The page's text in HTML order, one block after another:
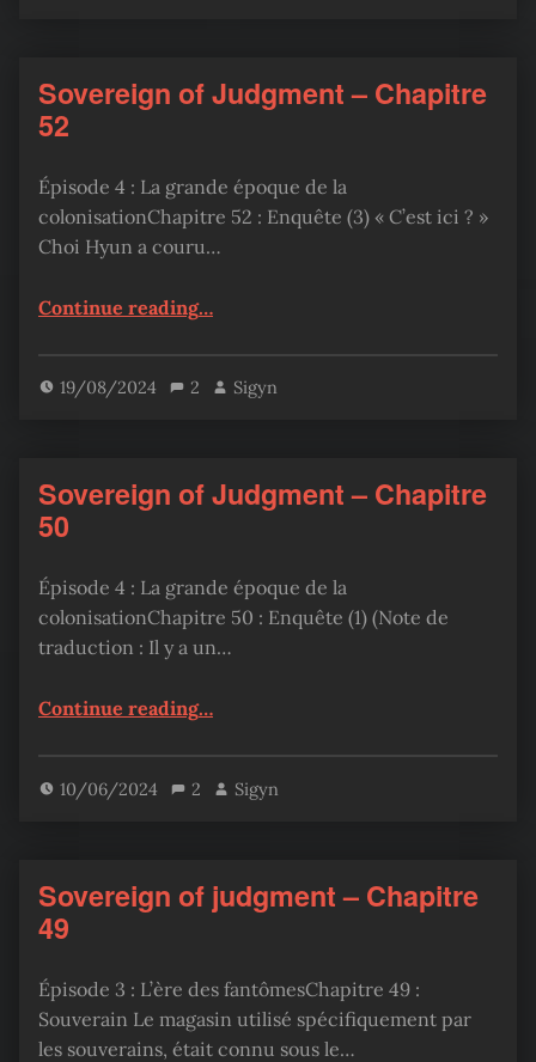
Sovereign of Judgment – Chapitre
52
Épisode 4 : La grande époque de la
colonisationChapitre 52 : Enquête (3) « C’est ici ? »
Choi Hyun a couru…
Continue reading“Sovereign of Judgment – Chapitre 52”
…
19/08/2024 2 Sigyn
Sovereign of Judgment – Chapitre
50
Épisode 4 : La grande époque de la
colonisationChapitre 50 : Enquête (1) (Note de
traduction : Il y a un…
Continue reading“Sovereign of Judgment – Chapitre 50”
…
10/06/2024 2 Sigyn
Sovereign of judgment – Chapitre
49
Épisode 3 : L’ère des fantômesChapitre 49 :
Souverain Le magasin utilisé spécifiquement par
les souverains, était connu sous le…